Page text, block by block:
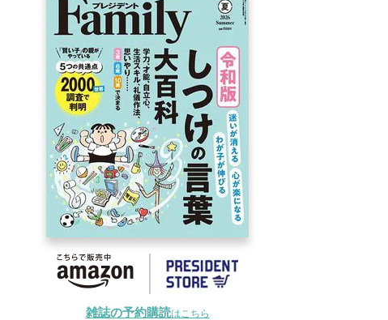
雑誌の予約購読はこちら